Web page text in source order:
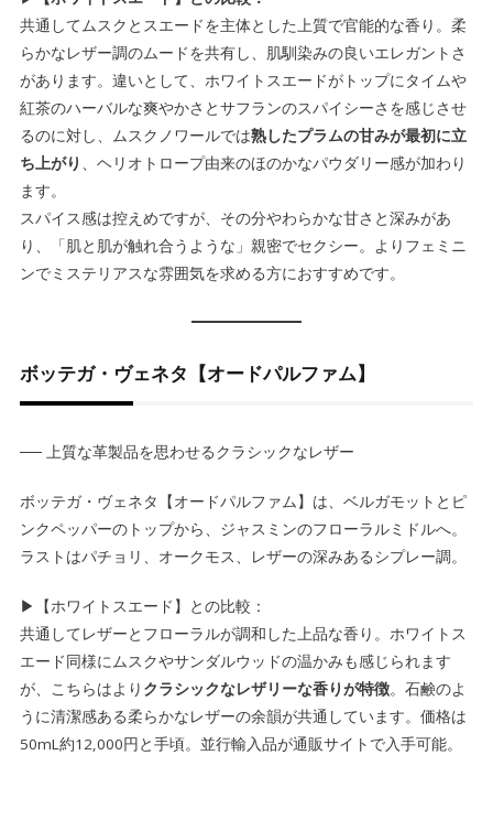
共通してムスクとスエードを主体とした上質で官能的な香り。柔
らかなレザー調のムードを共有し、肌馴染みの良いエレガントさ
があります。違いとして、ホワイトスエードがトップにタイムや
紅茶のハーバルな爽やかさとサフランのスパイシーさを感じさせ
るのに対し、ムスクノワールでは熟したプラムの甘みが最初に立
ち上がり 、ヘリオトロープ由来のほのかなパウダリー感が加わり
ます。
スパイス感は控えめですが、その分やわらかな甘さと深みがあ
り、「肌と肌が触れ合うような」親密でセクシー。よりフェミニ
ンでミステリアスな雰囲気を求める方におすすめです。
ボッテガ・ヴェネタ【オードパルファム】
── 上質な革製品を思わせるクラシックなレザー
ボッテガ・ヴェネタ【オードパルファム】は、ベルガモットとピ
ンクペッパーのトップから、ジャスミンのフローラルミドルへ。
ラストはパチョリ、オークモス、レザーの深みあるシプレー調。
▶【ホワイトスエード】との比較：
共通してレザーとフローラルが調和した上品な香り。ホワイトス
エード同様にムスクやサンダルウッドの温かみも感じられます
が、こちらはより クラシックなレザリーな香りが特徴。石鹸のよ
うに清潔感ある柔らかなレザーの余韻が共通しています。価格は
50mL約12,000円と手頃。並行輸入品が通販サイトで入手可能。